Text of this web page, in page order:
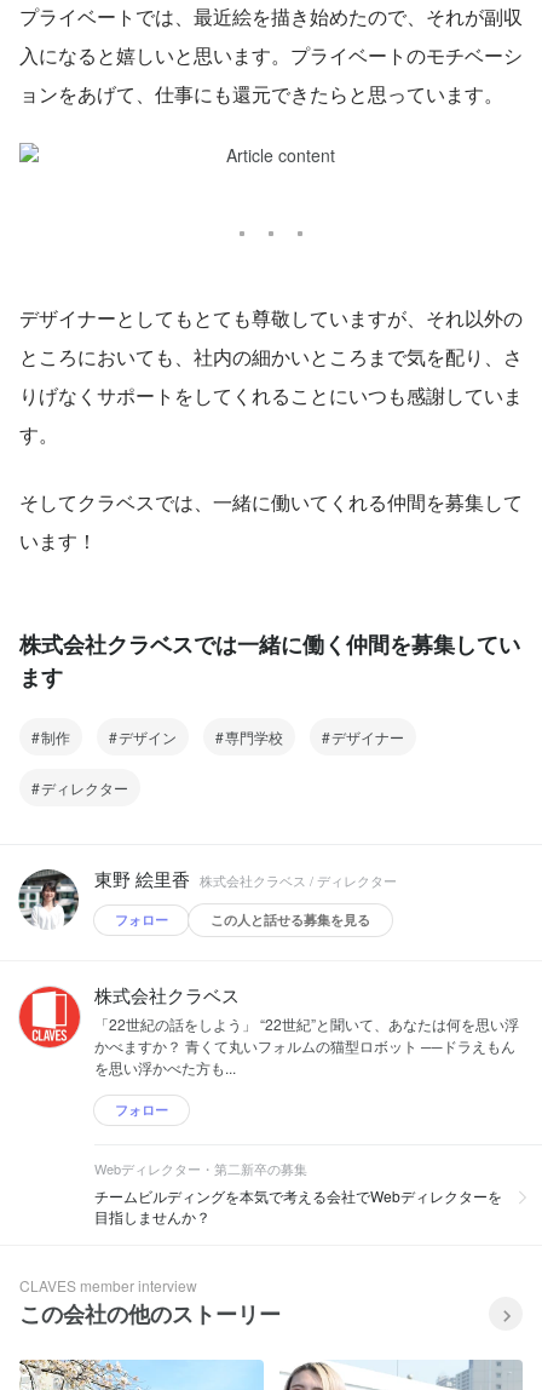
プライベートでは、最近絵を描き始めたので、それが副収
入になると嬉しいと思います。プライベートのモチベーシ
ョンをあげて、仕事にも還元できたらと思っています。
デザイナーとしてもとても尊敬していますが、それ以外の
ところにおいても、社内の細かいところまで気を配り、さ
りげなくサポートをしてくれることにいつも感謝していま
す。
そしてクラベスでは、一緒に働いてくれる仲間を募集して
います！
株式会社クラベスでは一緒に働く仲間を募集してい
ます
制作 デザイン 専門学校 デザイナー
ディレクター
東野 絵里香 株式会社クラベス / ディレクター
フォロー この人と話せる募集を見る
株式会社クラベス
「22世紀の話をしよう」 “22世紀”と聞いて、あなたは何を思い浮
かべますか？ 青くて丸いフォルムの猫型ロボット ──ドラえもん
を思い浮かべた方も...
フォロー
Webディレクター・第二新卒の募集
チームビルディングを本気で考える会社でWebディレクターを
目指しませんか？
CLAVES member interview
この会社の他のストーリー